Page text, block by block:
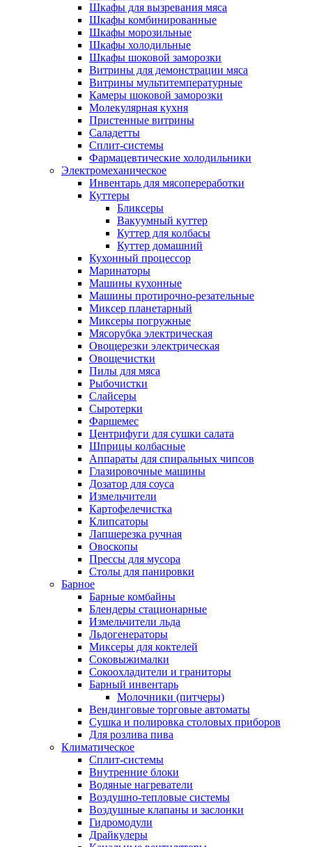
Шкафы для вызревания мяса
Шкафы комбинированные
Шкафы морозильные
Шкафы холодильные
Шкафы шоковой заморозки
Витрины для демонстрации мяса
Витрины мультитемпературные
Камеры шоковой заморозки
Молекулярная кухня
Пристенные витрины
Саладетты
Сплит-системы
Фармацевтические холодильники
Электромеханическое
Инвентарь для мясопереработки
Куттеры
Бликсеры
Вакуумный куттер
Куттер для колбасы
Куттер домашний
Кухонный процессор
Маринаторы
Машины кухонные
Машины протирочно-резательные
Миксер планетарный
Миксеры погружные
Мясорубка электрическая
Овощерезки электрическая
Овощечистки
Пилы для мяса
Рыбочистки
Слайсеры
Сыротерки
Фаршемес
Центрифуги для сушки салата
Шприцы колбасные
Аппараты для спиральных чипсов
Глазировочные машины
Дозатор для соуса
Измельчители
Картофелечистка
Клипсаторы
Лапшерезка ручная
Овоскопы
Прессы для мусора
Столы для панировки
Барное
Барные комбайны
Блендеры стационарные
Измельчители льда
Льдогенераторы
Миксеры для коктелей
Соковыжималки
Сокоохладители и граниторы
Барный инвентарь
Молочники (питчеры)
Вендинговые торговые автоматы
Сушка и полировка столовых приборов
Для розлива пива
Климатическое
Сплит-системы
Внутренние блоки
Водяные нагреватели
Воздушно-тепловые системы
Воздушные клапаны и заслонки
Гидромодули
Драйкулеры